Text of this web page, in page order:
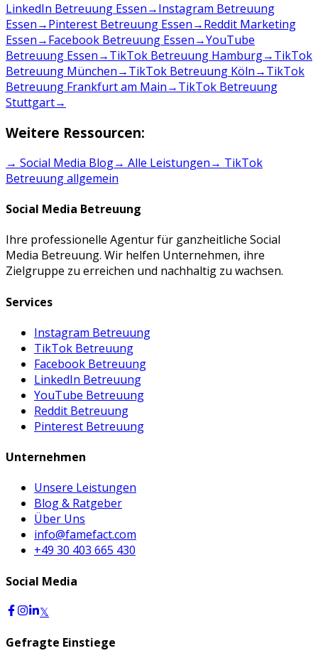
LinkedIn Betreuung Essen→Instagram Betreuung
Essen→Pinterest Betreuung Essen→Reddit Marketing
Essen→Facebook Betreuung Essen→YouTube
Betreuung Essen→TikTok Betreuung Hamburg→TikTok
Betreuung München→TikTok Betreuung Köln→TikTok
Betreuung Frankfurt am Main→TikTok Betreuung
Stuttgart→
Weitere Ressourcen:
→ Social Media Blog→ Alle Leistungen→ TikTok
Betreuungallgemein
Social Media Betreuung
Ihre professionelle Agentur für ganzheitliche Social
Media Betreuung. Wir helfen Unternehmen, ihre
Zielgruppe zu erreichen und nachhaltig zu wachsen.
Services
Instagram Betreuung
TikTok Betreuung
Facebook Betreuung
LinkedIn Betreuung
YouTube Betreuung
Reddit Betreuung
Pinterest Betreuung
Unternehmen
Unsere Leistungen
Blog & Ratgeber
Über Uns
info@famefact.com
+49 30 403 665 430
Social Media
𝕏
Gefragte Einstiege